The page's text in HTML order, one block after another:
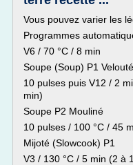
Vous pouvez varier les
Programmes
V6 / 70 °C / 8 min
Soupe (Soup) P1 Velouté
10 pulses puis V12 / 2
min)
Soupe P2 Mouliné
10 pulses / 100 °C / 45
Mijoté (Slowcook) P1
V3 / 130 °C / 5 min (2 à